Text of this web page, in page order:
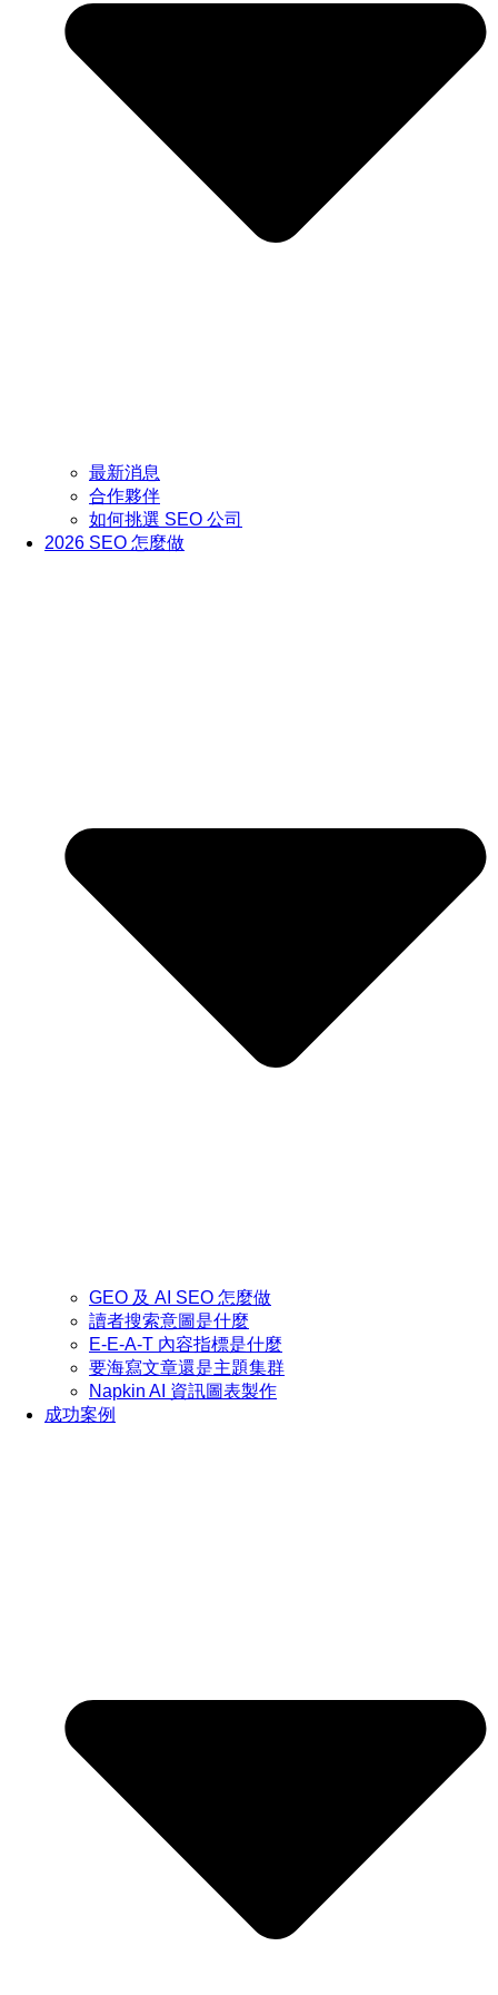
最新消息
合作夥伴
如何挑選 SEO 公司
2026 SEO 怎麼做
GEO 及 AI SEO 怎麼做
讀者搜索意圖是什麼
E-E-A-T 內容指標是什麼
要海寫文章還是主題集群
Napkin AI 資訊圖表製作
成功案例